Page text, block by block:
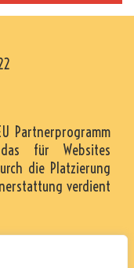
Partnerprogramm
für Websites
die Platzierung
verdient